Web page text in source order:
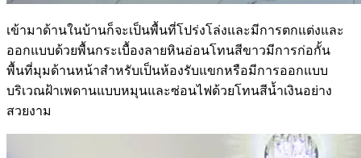
เข้ามาด้านในบ้านก็จะเป็นพื้นที่โปร่งโล่งและมีการตกแต่งและ
ออกแบบด้วยพื้นกระเบื้องลายหินอ่อนโทนสีขาวมีการก่อกั้น
พื้นที่มุมด้านหน้าสำหรับเป็นห้องรับแขกหรือมีการออกแบบ
บริเวณฝ้าเพดานแบบหมุนและซ่อนไฟด้วยโทนสีน้ำเงินอย่าง
สวยงาม